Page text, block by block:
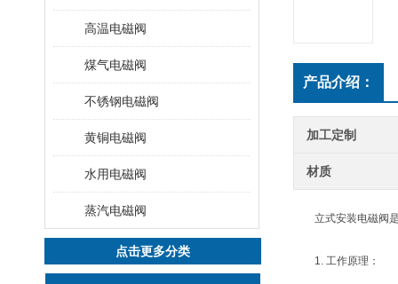
高温电磁阀
煤气电磁阀
不锈钢电磁阀
黄铜电磁阀
水用电磁阀
蒸汽电磁阀
点击更多分类
产品介绍：
加工定制
材质
立式安装电磁阀是
1. 工作原理：